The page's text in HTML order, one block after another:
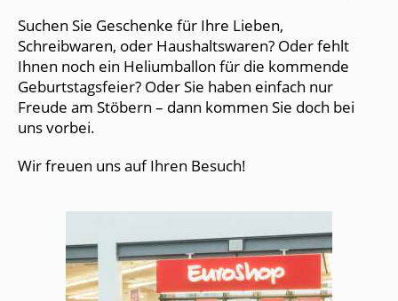
Suchen Sie Geschenke für Ihre Lieben,
Schreibwaren, oder Haushaltswaren? Oder fehlt
Ihnen noch ein Heliumballon für die kommende
Geburtstagsfeier? Oder Sie haben einfach nur
Freude am Stöbern – dann kommen Sie doch bei
uns vorbei.
Wir freuen uns auf Ihren Besuch!